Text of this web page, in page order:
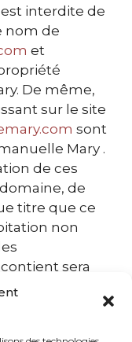
interdite de
nom de
et
De même,
sur le site
sont
Mary .
de ces
de
titre que ce
non
sera
d’une
à des